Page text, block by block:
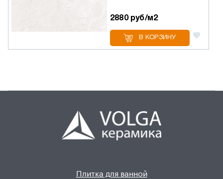
2880 руб/м2
В КОРЗИНУ
Плитка для ванной